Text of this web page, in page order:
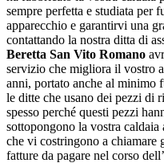
sempre perfetta e studiata per
apparecchio e garantirvi una
contattando la nostra ditta di
Beretta San Vito Romano
servizio che migliora il vostro
anni, portato anche al minimo
le ditte che usano dei pezzi di
spesso perché questi pezzi
sottopongono la vostra caldaia
che vi costringono a chiamare
fatture da pagare nel corso